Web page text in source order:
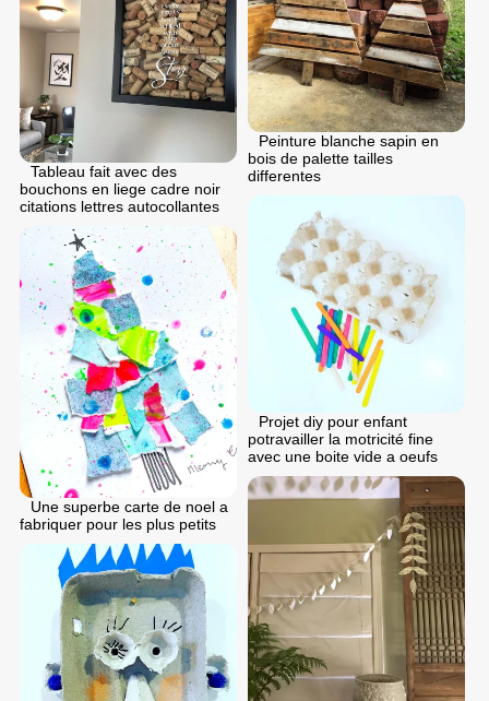
Peinture blanche sapin en
bois de palette tailles
differentes
Tableau fait avec des
bouchons en liege cadre noir
citations lettres autocollantes
Projet diy pour enfant
potravailler la motricité fine
avec une boite vide a oeufs
Une superbe carte de noel a
fabriquer pour les plus petits